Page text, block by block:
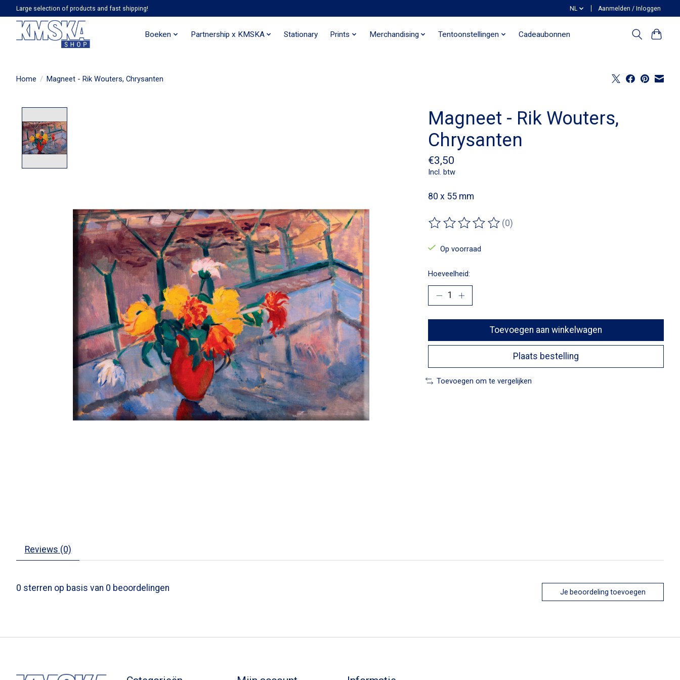
Large selection of products and fast shipping! NL Aanmelden / Inloggen
Boeken Partnership x KMSKA Stationary Prints Merchandising Tentoonstellingen Cadeaubonnen
Home / Magneet - Rik Wouters, Chrysanten
Magneet - Rik Wouters,
Chrysanten
€3,50
Incl. btw
80 x 55 mm
De beoordeling van dit product is
(0)
Op voorraad
Hoeveelheid:
Toevoegen aan winkelwagen
Plaats bestelling
Toevoegen om te vergelijken
Reviews (0)
0 sterren op basis van 0 beoordelingen Je beoordeling toevoegen